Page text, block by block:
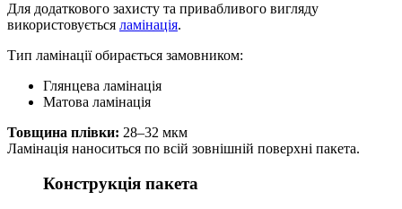
Для додаткового захисту та привабливого вигляду
використовується ламінація.
Тип ламінації обирається замовником:
Глянцева ламінація
Матова ламінація
Товщина плівки: 28–32 мкм
Ламінація наноситься по всій зовнішній поверхні пакета.
Конструкція пакета